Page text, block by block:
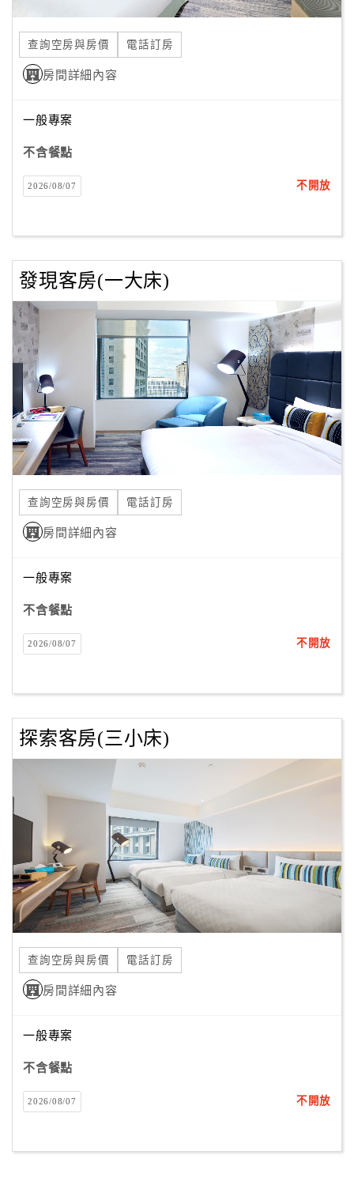
伴
計
劃
宣
查詢空房與房價 電話訂房
房間詳細內容
一般專案
不含餐點
2026/08/07 不開放
發現客房(一大床)
查詢空房與房價 電話訂房
房間詳細內容
一般專案
不含餐點
2026/08/07 不開放
探索客房(三小床)
查詢空房與房價 電話訂房
房間詳細內容
一般專案
不含餐點
2026/08/07 不開放